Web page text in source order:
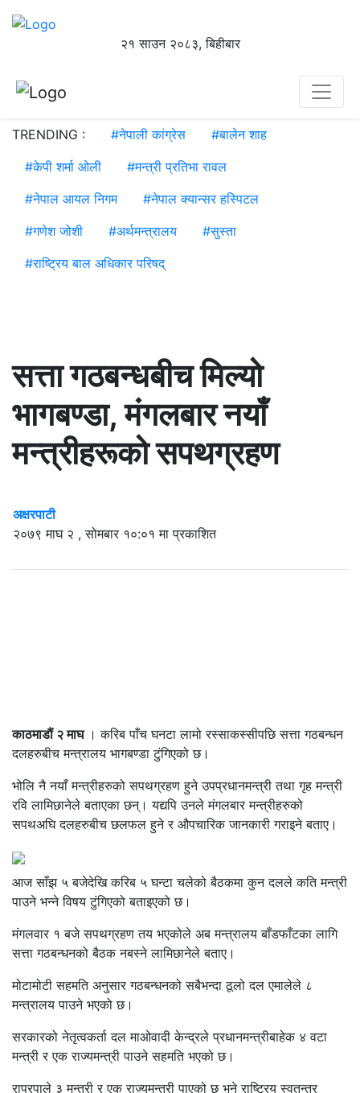
२१ साउन २०८३, बिहीबार
TRENDING : #नेपाली कांग्रेस #बालेन शाह
#केपी शर्मा ओली #मन्त्री प्रतिभा रावल
#नेपाल आयल निगम #नेपाल क्यान्सर हस्पिटल
#गणेश जोशी #अर्थमन्त्रालय #सुस्ता
#राष्ट्रिय बाल अधिकार परिषद्
सत्ता गठबन्धबीच मिल्यो
भागबण्डा, मंगलबार नयाँ
मन्त्रीहरूको सपथग्रहण
अक्षरपाटी
२०७९ माघ २ , सोमबार १०:०१ मा प्रकाशित
काठमाडौं २ माघ। करिब पाँच घनटा लामो रस्साकस्सीपछि सत्ता गठबन्धन
दलहरुबीच मन्त्रालय भागबण्डा टुंगिएको छ।
भोलि नै नयाँ मन्त्रीहरुको सपथग्रहण हुने उपप्रधानमन्त्री तथा गृह मन्त्री
रवि लामिछानेले बताएका छन्। यद्यपि उनले मंगलबार मन्त्रीहरुको
सपथअघि दलहरुबीच छलफल हुने र औपचारिक जानकारी गराइने बताए।
आज साँझ ५ बजेदेखि करिब ५ घन्टा चलेको बैठकमा कुन दलले कति मन्त्री
पाउने भन्ने विषय टुंगिएको बताइएको छ।
मंगलवार १ बजे सपथग्रहण तय भएकोले अब मन्त्रालय बाँडफाँटका लागि
सत्ता गठबन्धनको बैठक नबस्ने लामिछानेले बताए।
मोटामोटी सहमति अनुसार गठबन्धनको सबैभन्दा ठूलो दल एमालेले ८
मन्त्रालय पाउने भएको छ।
सरकारको नेतृत्वकर्ता दल माओवादी केन्द्रले प्रधानमन्त्रीबाहेक ४ वटा
मन्त्री र एक राज्यमन्त्री पाउने सहमति भएको छ।
राप्रपाले ३ मन्त्री र एक राज्यमन्त्री पाएको छ भने राष्ट्रिय स्वतन्त्र